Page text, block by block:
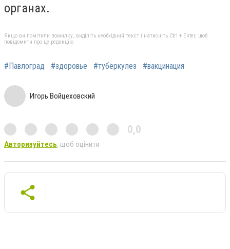
органах.
Якщо ви помітили помилку, виділіть необхідний текст і натисніть Ctrl + Enter, щоб
повідомити про це редакцію
#Павлоград #здоровье #туберкулез #вакцинация
Игорь Войцеховский
0,0
Авторизуйтесь, щоб оцінити